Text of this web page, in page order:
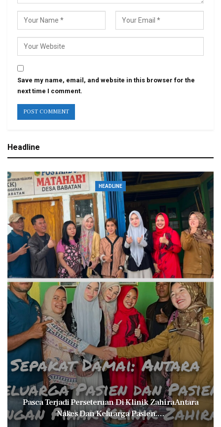
Save my name, email, and website in this browser for the
next time I comment.
Headline
HEADLINE
Pasca Terjadi Perseteruan Di Klinik Zahira Antara
Nakes Dan Keluarga Pasien.…